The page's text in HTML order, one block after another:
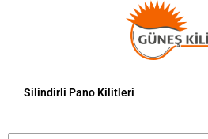
Silindirli Pano Kilitleri